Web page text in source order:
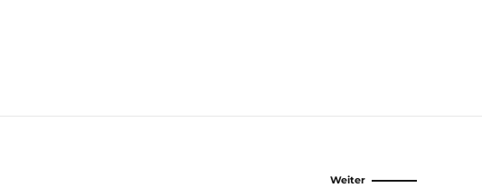
Weiter